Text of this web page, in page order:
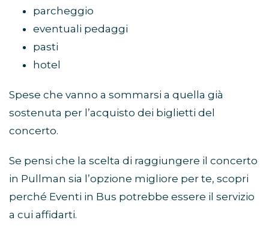
parcheggio
eventuali pedaggi
pasti
hotel
Spese che vanno a sommarsi a quella già
sostenuta per l’acquisto dei biglietti del
concerto.
Se pensi che la scelta di raggiungere il concerto
in Pullman sia l’opzione migliore per te, scopri
perché Eventi in Bus potrebbe essere il servizio
a cui affidarti.